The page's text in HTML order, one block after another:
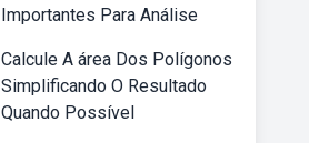
Importantes Para Análise
Calcule A área Dos Polígonos
Simplificando O Resultado
Quando Possível